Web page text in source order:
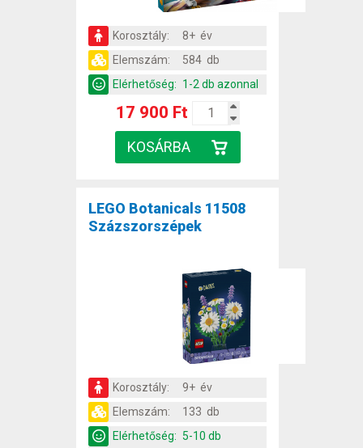
Korosztály:
8+ év
Elemszám:
584 db
Elérhetőség: 1-2 db azonnal
17 900 Ft
LEGO Botanicals 11508
Százszorszépek
Korosztály:
9+ év
Elemszám:
133 db
Elérhetőség: 5-10 db